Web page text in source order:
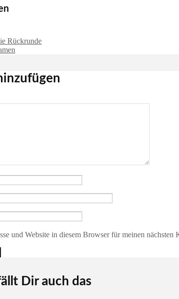
Rückrunde
und Website in diesem Browser für meinen nächsten
Dir auch das